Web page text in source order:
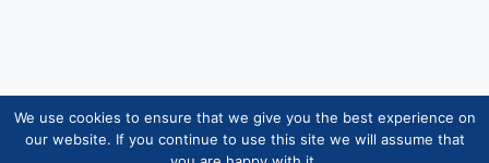
Copyright © Suomen Rotarypalvelu ry 2026 |
Jäsentietojärjestelmän tietosuojaseloste|Henkilötietojen
We use cookies to ensure that we give you the best experience on
our website. If you continue to use this site we will assume that